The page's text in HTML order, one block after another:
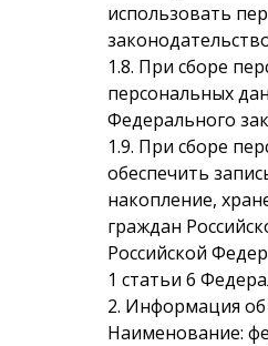
использовать
1.8. При сборе
персональных
Федерального
1.9. При сборе
обеспечить
накопление,
граждан
Российской
1 статьи 6
2. Информация
Наименование: